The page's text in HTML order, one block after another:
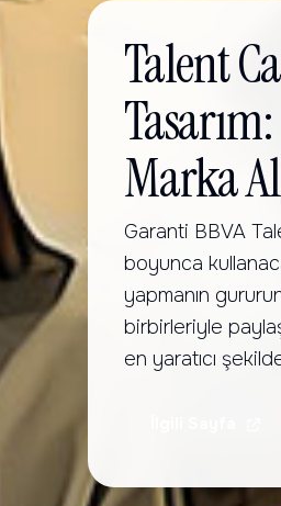
Talent
Marka
Garanti BBVA
boyunca
yapmanın
birbirleriyle
en yaratıcı